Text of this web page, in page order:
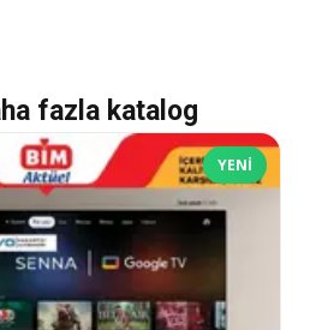
fazla katalog
YENI